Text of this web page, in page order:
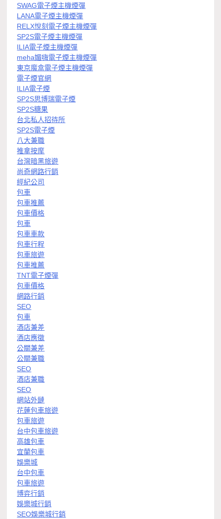
SWAG電子煙主機煙彈
LANA電子煙主機煙彈
RELX悅刻電子煙主機煙彈
SP2S電子煙主機煙彈
ILIA電子煙主機煙彈
meha媚嗨電子煙主機煙彈
東京魔盒電子煙主機煙彈
電子煙官網
ILIA電子煙
SP2S思博瑞電子煙
SP2S糖果
台北私人招待所
SP2S電子煙
八大兼職
推拿按摩
台灣暗黑旅遊
尚奇網路行銷
經紀公司
包車
包車推薦
包車價格
包車
包車車款
包車行程
包車旅遊
包車推薦
TNT電子煙彈
包車價格
網路行銷
SEO
包車
酒店兼差
酒店應徵
公關兼差
公關兼職
SEO
酒店兼職
SEO
網站外鏈
花蓮包車旅遊
包車旅遊
台中包車旅遊
高雄包車
宜蘭包車
娛樂城
台中包車
包車旅遊
博弈行銷
娛樂城行銷
SEO娛樂城行銷